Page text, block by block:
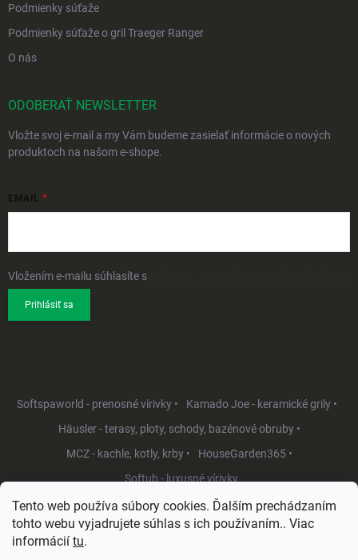
Tento web používa súbory cookies. Ďalším prechádzaním
tohto webu vyjadrujete súhlas s ich používaním.. Viac
informácií tu.
Podmienky súťaže
Podmienky súťaže o gril Traeger Ranger
O nás
ODOBERAŤ NEWSLETTER
Vložte svoj e-mail a my Vám budeme zasielať informácie o nových
produktoch na našom e-shope.
EMAIL
Vložením e-mailu súhlasíte s
Prihlásiť sa
Softspaworld - prenosné vírivky •
Kamado Joe - keramické grily •
Häusler - terasy, ploty, schody, bazénové obruby •
MCZ - kachle, kotly, krby •
HouseGarden365 •
Softub - luxusné vírivky